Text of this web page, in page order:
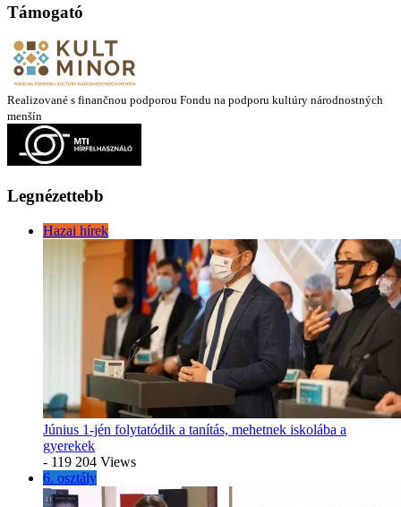
Támogató
Realizované s finančnou podporou Fondu na podporu kultúry národnostných
menšín
Legnézettebb
Hazai hírek
Június 1-jén folytatódik a tanítás, mehetnek iskolába a
gyerekek
- 119 204 Views
6. osztály